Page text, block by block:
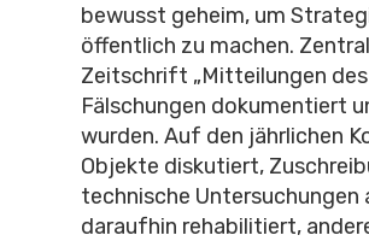
bewusst geheim, um
öffentlich zu machen.
Zeitschrift „Mitteilungen des
Fälschungen dokumentiert
wurden. Auf den jährlichen
Objekte diskutiert,
technische Untersuchungen
daraufhin rehabilitiert,